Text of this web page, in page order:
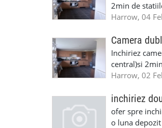
2min de
room,frigider
Harrow, 04
Camera
Inchiriez
central)si
room,frigider
Harrow, 02
inchiriez
ofer spre
o luna